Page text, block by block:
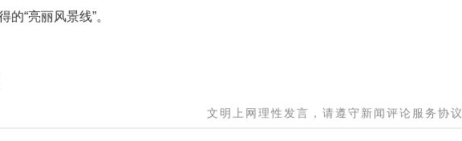
的“亮丽风景线”。
文明上网理性发言，请遵守新闻评论服务协议